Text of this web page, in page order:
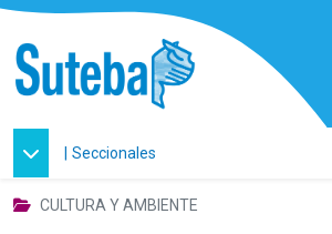
| Seccionales
CULTURA Y AMBIENTE